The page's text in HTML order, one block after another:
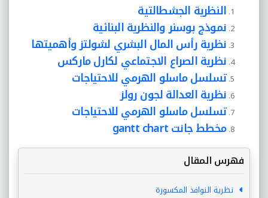
النظرية الجشطالتية
نموذج بوسنر والنظرية البنائية
نظرية رأس المال البشري لشولتز وأهميتها
نظرية الصراع الاجتماعي لكارل ماركس
تسلسل ماسلو الهرمي للاحتياجات
نظرية العدالة لجون رولز
تسلسل ماسلو الهرمي للاحتياجات
مخطط جانت gantt chart
فهرس المقال
نظرية النوافذ المكسورة